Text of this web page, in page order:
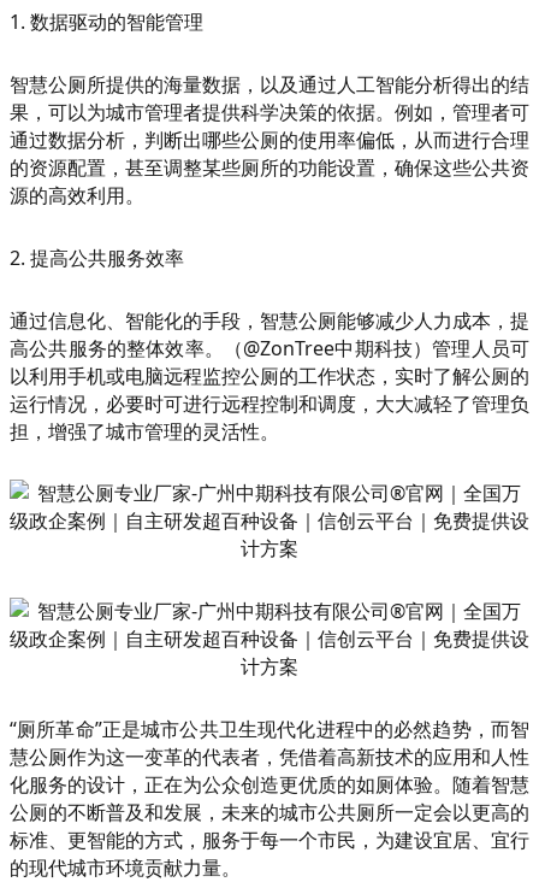
1. 数据驱动的智能管理
智慧公厕所提供的海量数据，以及通过人工智能分析得出的结
果，可以为城市管理者提供科学决策的依据。例如，管理者可
通过数据分析，判断出哪些公厕的使用率偏低，从而进行合理
的资源配置，甚至调整某些厕所的功能设置，确保这些公共资
源的高效利用。
2. 提高公共服务效率
通过信息化、智能化的手段，智慧公厕能够减少人力成本，提
高公共服务的整体效率。（@ZonTree中期科技）管理人员可
以利用手机或电脑远程监控公厕的工作状态，实时了解公厕的
运行情况，必要时可进行远程控制和调度，大大减轻了管理负
担，增强了城市管理的灵活性。
“厕所革命”正是城市公共卫生现代化进程中的必然趋势，而智
慧公厕作为这一变革的代表者，凭借着高新技术的应用和人性
化服务的设计，正在为公众创造更优质的如厕体验。随着智慧
公厕的不断普及和发展，未来的城市公共厕所一定会以更高的
标准、更智能的方式，服务于每一个市民，为建设宜居、宜行
的现代城市环境贡献力量。